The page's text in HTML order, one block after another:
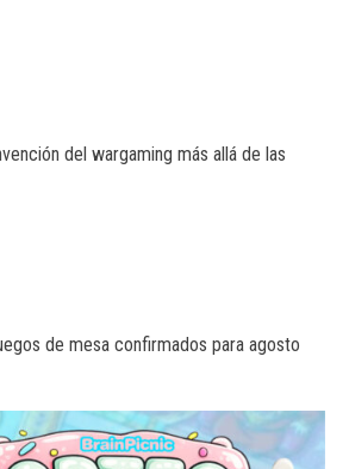
del wargaming más allá de las
de mesa confirmados para agosto